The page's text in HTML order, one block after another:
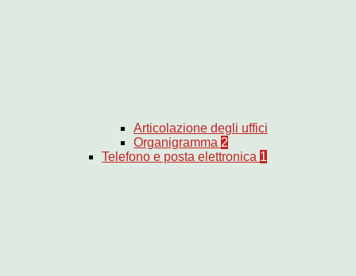
Articolazione degli uffici
Organigramma 2
Telefono e posta elettronica 1